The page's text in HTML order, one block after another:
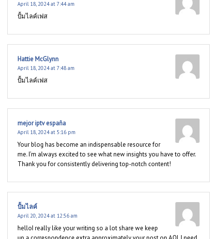
April 18, 2024 at 7:44 am
ปั้มไลค์เฟส
Hattie McGlynn
April 18, 2024 at 7:48 am
ปั้มไลค์เฟส
mejor iptv españa
April 18, 2024 at 5:16 pm
Your blog has become an indispensable resource for
me. I’m always excited to see what new insights you have to offer.
Thank you for consistently delivering top-notch content!
ปั้มไลค์
April 20, 2024 at 12:56 am
helloI really like your writing so a lot share we keep